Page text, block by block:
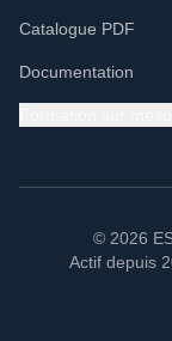
Catalogue PDF
Documentation
© 2026
Actif depuis